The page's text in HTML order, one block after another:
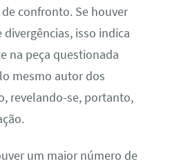
confronto. Se houver
isso indica
na peça questionada
mesmo autor dos
revelando-se, portanto,
um maior número de